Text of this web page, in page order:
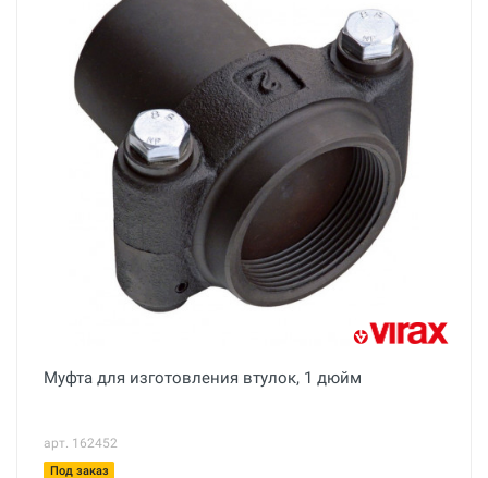
Муфта для изготовления втулок, 1 дюйм
арт. 162452
Под заказ